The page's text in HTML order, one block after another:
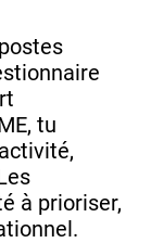
tu
à prioriser,